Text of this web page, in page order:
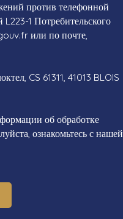
против телефонной
L223-1 Потребительского
или по почте,
CS 61311, 41013 BLOIS
об обработке
ознакомьтесь с нашей